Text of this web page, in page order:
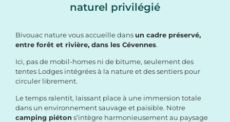
naturel privilégié
Bivouac nature vous accueille dans un cadre préservé,
entre forêt et rivière, dans les Cévennes.
Ici, pas de mobil-homes ni de bitume, seulement des
tentes Lodges intégrées à la nature et des sentiers pour
circuler librement.
Le temps ralentit, laissant place à une immersion totale
dans un environnement sauvage et paisible. Notre
camping piéton s’intègre harmonieusement au paysage